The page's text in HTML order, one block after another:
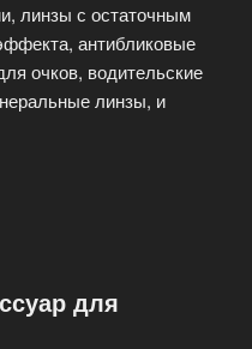
линзы с остаточным
антибликовые
очков, водительские
линзы, и
для